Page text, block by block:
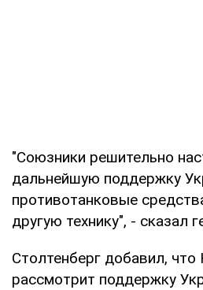
"Союзники решительно
дальнейшую поддержку
противотанковые
другую технику", - сказал
Столтенберг добавил,
рассмотрит поддержку